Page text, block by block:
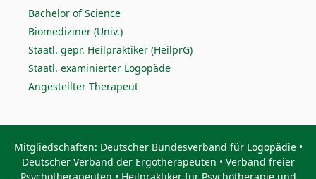
Bachelor of Science
Biomediziner (Univ.)
Staatl. gepr. Heilpraktiker (HeilprG)
Staatl. examinierter Logopäde
Angestellter Therapeut
Mitgliedschaften: Deutscher Bundesverband für Logopädie •
Deutscher Verband der Ergotherapeuten • Verband freier